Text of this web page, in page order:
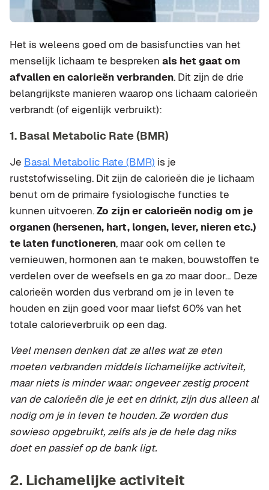
Het is weleens goed om de basisfuncties van het
menselijk lichaam te bespreken als het gaat om
afvallen en calorieën verbranden. Dit zijn de drie
belangrijkste manieren waarop ons lichaam calorieën
verbrandt (of eigenlijk verbruikt):
1. Basal Metabolic Rate (BMR)
Je Basal Metabolic Rate (BMR) is je
ruststofwisseling. Dit zijn de calorieën die je lichaam
benut om de primaire fysiologische functies te
kunnen uitvoeren.Zo zijn er calorieën nodig om je
organen (hersenen, hart, longen, lever, nieren etc.)
te laten functioneren, maar ook om cellen te
vernieuwen, hormonen aan te maken, bouwstoffen te
verdelen over de weefsels en ga zo maar door… Deze
calorieën worden dus verbrand om je in leven te
houden en zijn goed voor maar liefst 60% van het
totale calorieverbruik op een dag.
Veel mensen denken dat ze alles wat ze eten
moeten verbranden middels lichamelijke activiteit,
maar niets is minder waar: ongeveer zestig procent
van de calorieën die je eet en drinkt, zijn dus alleen al
nodig om je in leven te houden. Ze worden dus
sowieso opgebruikt, zelfs als je de hele dag niks
doet en passief op de bank ligt.
2. Lichamelijke activiteit